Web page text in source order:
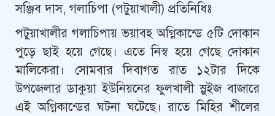
সঞ্জিব দাস, গলাচিপা (পটুয়াখালী) প্রতিনিধিঃ
পটুয়াখালীর গলাচিপায় ভয়াবহ অগ্নিকান্ডে ৫টি দোকান
পুড়ে ছাই হয়ে গেছে। এতে নিস্ব হয়ে গেছে দোকান
মালিকেরা। সোমবার দিবাগত রাত ১২টার দিকে
উপজেলার ডাকুয়া ইউনিয়নের ফুলখালী স্লুইজ বাজারে
এই অগ্নিকান্ডের ঘটনা ঘটেছে। রাতে মিহির শীলের